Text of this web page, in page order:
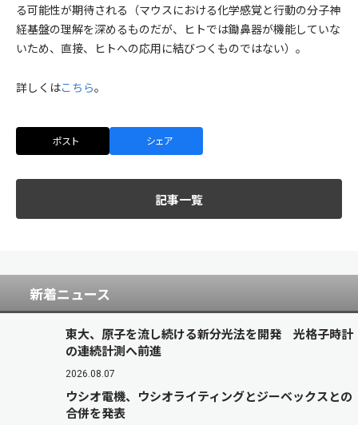
る可能性が期待される（マウスにおける化学感覚と行動の分子神
経基盤の理解を深めるものだが、ヒトでは鋤鼻器が機能していな
いため、直接、ヒトへの応用に結びつくものではない）。
詳しくはこちら。
ポスト シェア
記事一覧
新着ニュース
東大、原子を流し続ける新分光法を開発 光格子時計
の連続計測へ前進
2026.08.07
ウシオ電機、ウシオライティングとジーベックスとの
合併を発表